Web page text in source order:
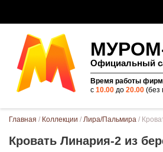
Официальный
Время работы
с 10.00до 20.00(без
Вы здесь
Главная / Коллекции / Лира/Пальмира /
Кровать Линария-2 из